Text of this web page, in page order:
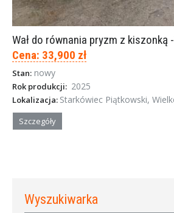
Wał do równania pryzm z kiszonką -
Cena: 33,900 zł
Stan: nowy
Rok produkcji: 2025
Lokalizacja: Starkówiec Piątkowski,
Szczegóły
Wyszukiwarka